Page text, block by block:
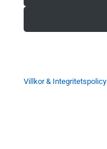
Villkor & Integritetspolicy